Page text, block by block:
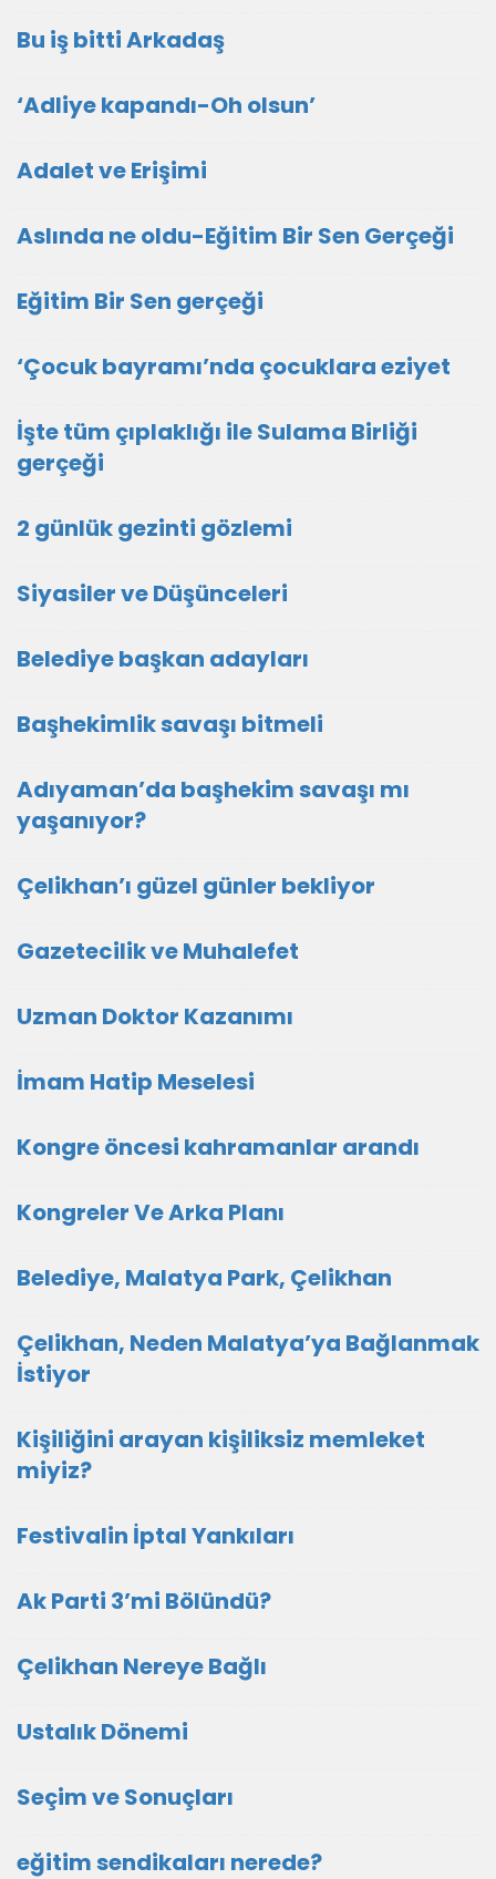
Bu iş bitti Arkadaş
‘Adliye kapandı-Oh olsun’
Adalet ve Erişimi
Aslında ne oldu-Eğitim Bir Sen Gerçeği
Eğitim Bir Sen gerçeği
‘Çocuk bayramı’nda çocuklara eziyet
İşte tüm çıplaklığı ile Sulama Birliği
gerçeği
2 günlük gezinti gözlemi
Siyasiler ve Düşünceleri
Belediye başkan adayları
Başhekimlik savaşı bitmeli
Adıyaman’da başhekim savaşı mı
yaşanıyor?
Çelikhan’ı güzel günler bekliyor
Gazetecilik ve Muhalefet
Uzman Doktor Kazanımı
İmam Hatip Meselesi
Kongre öncesi kahramanlar arandı
Kongreler Ve Arka Planı
Belediye, Malatya Park, Çelikhan
Çelikhan, Neden Malatya’ya Bağlanmak
İstiyor
Kişiliğini arayan kişiliksiz memleket
miyiz?
Festivalin İptal Yankıları
Ak Parti 3’mi Bölündü?
Çelikhan Nereye Bağlı
Ustalık Dönemi
Seçim ve Sonuçları
eğitim sendikaları nerede?